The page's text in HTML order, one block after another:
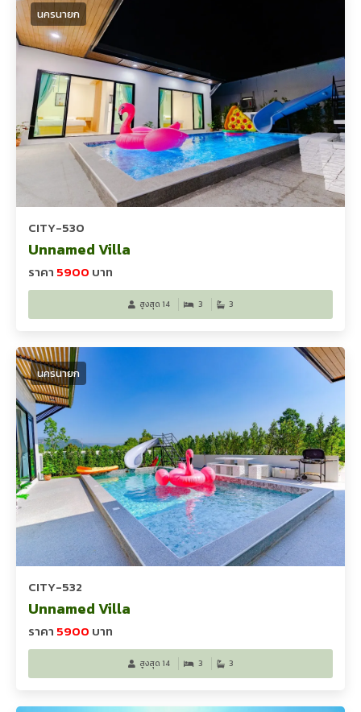
นครนายก
CITY-530
Unnamed Villa
ราคา 5900 บาท
สูงสุด 14 3 3
นครนายก
CITY-532
Unnamed Villa
ราคา 5900 บาท
สูงสุด 14 3 3